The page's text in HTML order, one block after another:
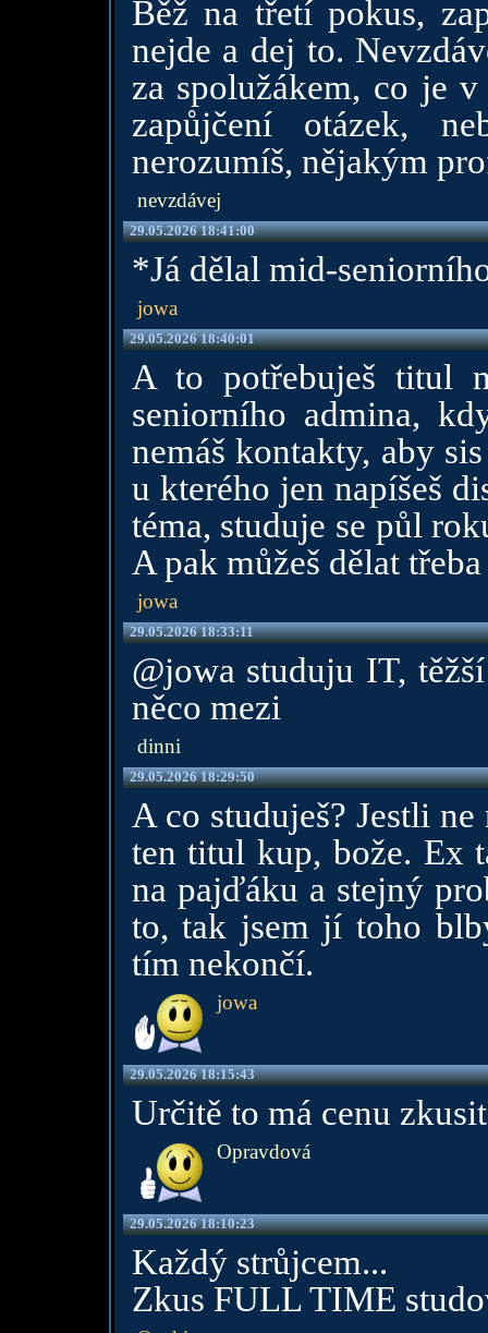
Běž na třetí pokus,
nejde a dej to.
za spolužákem, co je
zapůjčení otázek,
nerozumíš, nějakým
nevzdávej
29.05.2026 18:41:00
*Já dělal mid-
jowa
29.05.2026 18:40:01
A to potřebuješ titul
seniorního admina,
nemáš kontakty, aby
u kterého jen napíšeš
téma, studuje se půl
A pak můžeš dělat
jowa
29.05.2026 18:33:11
@jowa studuju IT,
něco mezi
dinni
29.05.2026 18:29:50
A co studuješ? Jestli
ten titul kup, bože. Ex
na pajďáku a stejný
to, tak jsem jí toho
tím nekončí.
jowa
29.05.2026 18:15:43
Určitě to má cenu zkusit
Opravdová
29.05.2026 18:10:23
Každý strůjcem...
Zkus FULL TIME